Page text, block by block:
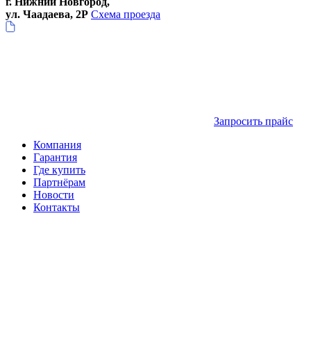
ул. Чаадаева, 2Р Схема проезда
Запросить прайс
Компания
Гарантия
Где купить
Партнёрам
Новости
Контакты